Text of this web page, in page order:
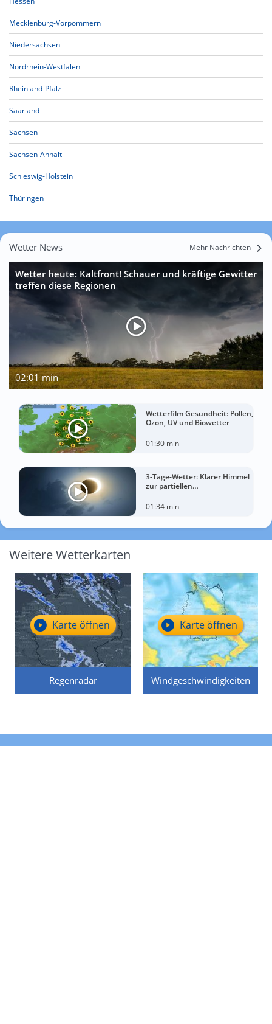
Mecklenburg-Vorpommern
Niedersachsen
Nordrhein-Westfalen
Rheinland-Pfalz
Saarland
Sachsen
Sachsen-Anhalt
Schleswig-Holstein
Thüringen
Wetter News Mehr Nachrichten
Wetter heute: Kaltfront! Schauer und kräftige Gewitter
treffen diese Regionen
02:01 min
Wetterfilm Gesundheit: Pollen,
Ozon, UV und Biowetter
01:30 min
3-Tage-Wetter: Klarer Himmel
zur partiellen
Mittwoch?
01:34 min
Weitere Wetterkarten
Regenradar
Karte öffnen
Windgeschwindigkeiten
Karte öffnen